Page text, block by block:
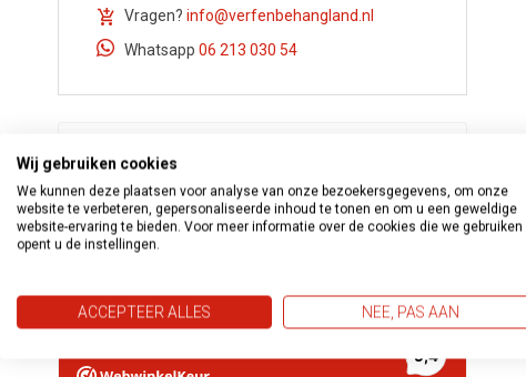
Vragen? info@verfenbehangland.nl
Whatsapp 06 213 030 54
Wij gebruiken cookies
We kunnen deze plaatsen voor analyse van onze bezoekersgegevens, om onze
website te verbeteren, gepersonaliseerde inhoud te tonen en om u een geweldige
website-ervaring te bieden. Voor meer informatie over de cookies die we gebruiken
opent u de instellingen.
ACCEPTEER ALLES NEE, PAS AAN